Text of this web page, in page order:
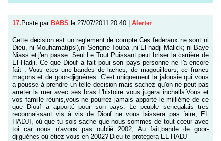
17. Posté par BABS le 27/07/2011 20:40 Alerter
Cette decision est un reglement de compte.Ces federaux ne sont ni
Dieu, ni Mouhamat(psl),ni Serigne Touba ,ni El hadji Malick; ni Baye
Niass et j'en passe. Seul Le Tout Puissant peut briser la carrière de
El Hadji. Ce que Diouf a fait pour son pays personne ne l'a encore
fait . Vous etes une bandes de laches; de magouilleurs; de francs
maçons et de goor-djiguénes. C'est uniquement la jalousie qui vous
a poussé à prendre un telle decision mais sachez qu'on ne peut pas
arreter la mer avec ses bras.L'histoire vous jugera inchalla.Vous et
vos famille réunis,vous ne pourrez jamais apporté le milliéme de ce
que Diouf a apporté pour son pays. Le peuple senegalais tres
reconnaissant vis à vis de Diouf ne vous laissera pas faire, EL
HADJI, où que tu sois sache que nous sommes de tout coeur avec
toi car nous n'avons pas oublié 2002, Au fait;bande de goor-
djiguénes où étiez vous en 2002? Dieu te protegera EL HADJ